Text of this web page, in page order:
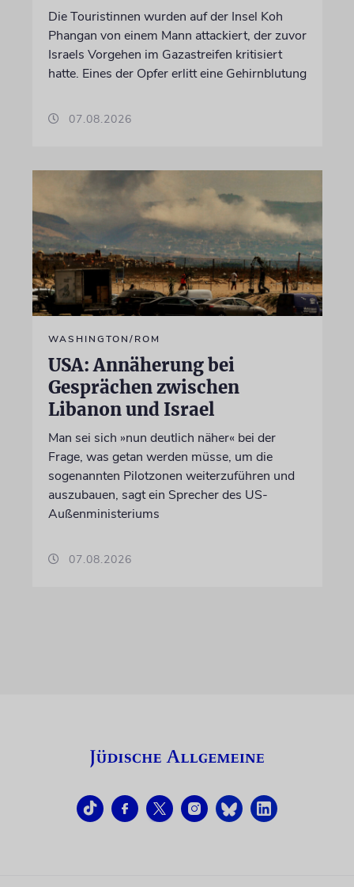
Die Touristinnen wurden auf der Insel Koh
Phangan von einem Mann attackiert, der zuvor
Israels Vorgehen im Gazastreifen kritisiert
hatte. Eines der Opfer erlitt eine Gehirnblutung
07.08.2026
WASHINGTON/ROM
USA: Annäherung bei
Gesprächen zwischen
Libanon und Israel
Man sei sich »nun deutlich näher« bei der
Frage, was getan werden müsse, um die
sogenannten Pilotzonen weiterzuführen und
auszubauen, sagt ein Sprecher des US-
Außenministeriums
07.08.2026